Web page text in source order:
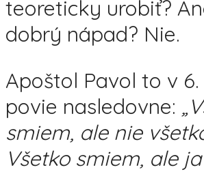
teoreticky urobiť?
dobrý nápad? Nie.
Apoštol Pavol to v
povie nasledovne:
smiem, ale nie
Všetko smiem, ale